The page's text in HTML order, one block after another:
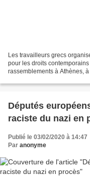
Les travailleurs grecs
pour les droits
rassemblements à Athènes,
Députés
raciste du nazi en
Publié le 03/02/2020 à 14:47
Par anonyme